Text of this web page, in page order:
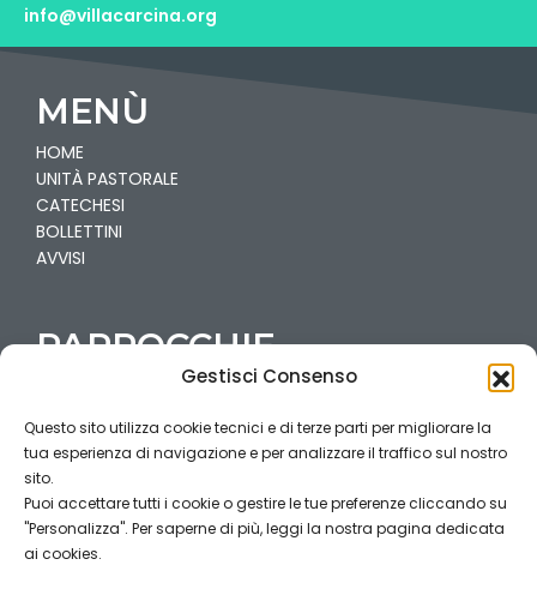
Gestisci Consenso
Questo sito utilizza cookie tecnici e di terze parti per migliorare la
tua esperienza di navigazione e per analizzare il traffico sul nostro
sito.
Puoi accettare tutti i cookie o gestire le tue preferenze cliccando su
"Personalizza". Per saperne di più, leggi la nostra pagina dedicata
ai cookies.
info@villacarcina.org
MENÙ
HOME
UNITÀ PASTORALE
CATECHESI
BOLLETTINI
AVVISI
PARROCCHIE
CAILINA
COGOZZO